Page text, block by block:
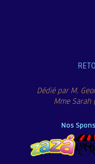
Dédié par M.
Mme Sarah
Nos